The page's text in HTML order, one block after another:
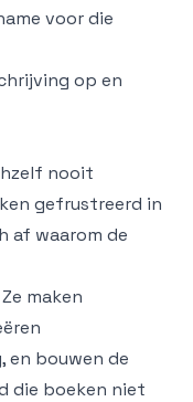
voor die
op en
nooit
gefrustreerd in
af waarom de
maken
en bouwen de
die boeken niet